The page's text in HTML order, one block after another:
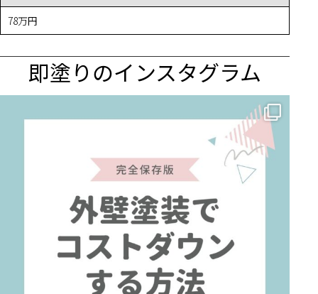
78万円
即塗りのインスタグラム
✨ 賢いお金の使い方！外壁塗装でコストダウンする方法 🏠